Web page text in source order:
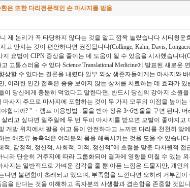
은 또한 다리전문적인 손 마사지를 받을
제 논리가 꼭 타당하지 않다는 것을 알고 깜짝 놀랐습니다 시티청운
고 만지는 것이 편안하다면 권장됩니다(Collinge, Kahn, Davis,
요법이 CIPN 증상을 줄이는 데 도움이 될 수 있음을 시사했습니다
고통스러울 수 있다 Science Translational Medicine에 발표된 새로운
상할 수 있다는 결론을 내렸다 일부 외상 생존자들에게는 마사지와
, 이러한 인간 접촉은 종종 보이지 않는 상처를 치료하는 데 효과가
이 당신에게 충분히 먹었다고 말한다면, 반드시 당신의 강아지 소원
마사지 주므로 마사지에 포함하는 것이 두 가지 모두의 이점을 높이
합니까? " ㆍ램프 이용방법 : 물을 받아 정유 3~6방울을 구면 된다. 머
리고 싶다면 일주일에 두 번 두피 마사지를 받으면 모발이 좋아지고
개방 위치에서 팔을 쉬고 등이 안전하다고 느끼면 다리를 천천히 땅
는 해조류 농축액은 여러분의 몸을 해독시키는 것을 도울 수 있습니
적, 감정적, 정신적, 사회적, 미적, 정신적"에 초점을 맞춘 다차원적 접
니라 단순히 거주지에 따라 그룹화되어 결과에 영향을 미칠 수 있는
사지는 일반적으로 가벼운 감각을 줄 뿐 아픈 느낌은 드물지만, 개인
다면 불편함이 초래되고 있으며, 부족함을 느낀다면 오히려 거부감이
을 탄다는 것을 이해하고 독자분의 사생활과 겸손함을 존중할 것입